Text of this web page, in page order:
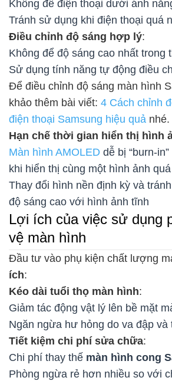
Không để điện thoại dưới ánh
Tránh sử dụng khi điện thoại quá
Điều chỉnh độ sáng hợp lý:
Không để độ sáng cao nhất trong
Sử dụng tính năng tự động điều
Để điều chỉnh độ sáng màn hình
khảo thêm bài viết: 4 Cách chỉnh
điện thoại Samsung hiệu quả nhé.
Hạn chế thời gian hiển thị hình
Màn hình AMOLED dễ bị “burn-
khi hiển thị cùng một hình ảnh
Thay đổi hình nền định kỳ và
độ sáng cao với hình ảnh tĩnh
Lợi ích của việc sử dụng
vệ màn hình
Đầu tư vào phụ kiện chất lượng
ích:
Kéo dài tuổi thọ màn hình:
Giảm tác động vật lý lên bề mặt
Ngăn ngừa hư hỏng do va đập
Tiết kiệm chi phí sửa chữa:
Chi phí thay thế màn hình cong
Phòng ngừa rẻ hơn nhiều so với